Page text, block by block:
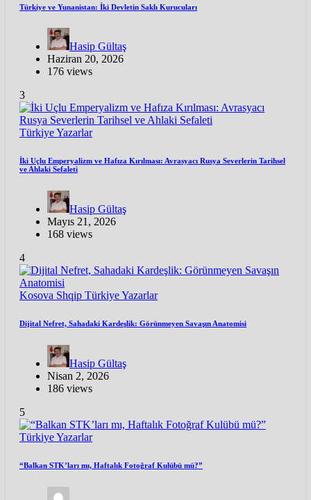
Türkiye ve Yunanistan: İki Devletin Saklı Kurucuları
Hasip Gültaş
Haziran 20, 2026
176 views
3
TürkiyeYazarlar
İki Uçlu Emperyalizm ve Hafıza Kırılması: Avrasyacı Rusya Severlerin Tarihsel
ve Ahlaki Sefaleti
Hasip Gültaş
Mayıs 21, 2026
168 views
4
Kosova Shqip TürkiyeYazarlar
Dijital Nefret, Sahadaki Kardeşlik: Görünmeyen Savaşın Anatomisi
Hasip Gültaş
Nisan 2, 2026
186 views
5
TürkiyeYazarlar
“Balkan STK’ları mı, Haftalık Fotoğraf Kulübü mü?”